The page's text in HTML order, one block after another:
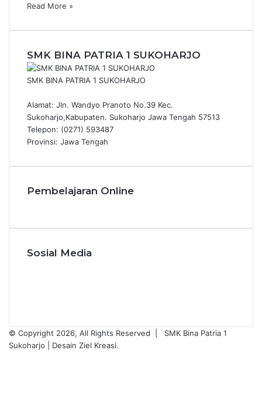
Read More »
SMK BINA PATRIA 1 SUKOHARJO
SMK BINA PATRIA 1 SUKOHARJO
Alamat: Jln. Wandyo Pranoto No.39 Kec.
Sukoharjo,Kabupaten. Sukoharjo Jawa Tengah 57513
Telepon: (0271) 593487
Provinsi: Jawa Tengah
Pembelajaran Online
Sosial Media
© Copyright 2026, All Rights Reserved |
SMK Bina Patria 1
Sukoharjo | Desain Ziel Kreasi.